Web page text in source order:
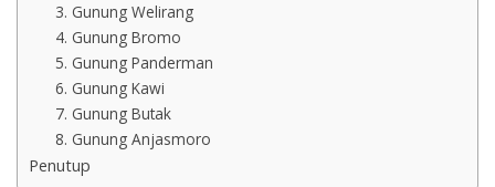
3. Gunung Welirang
4. Gunung Bromo
5. Gunung Panderman
6. Gunung Kawi
7. Gunung Butak
8. Gunung Anjasmoro
Penutup